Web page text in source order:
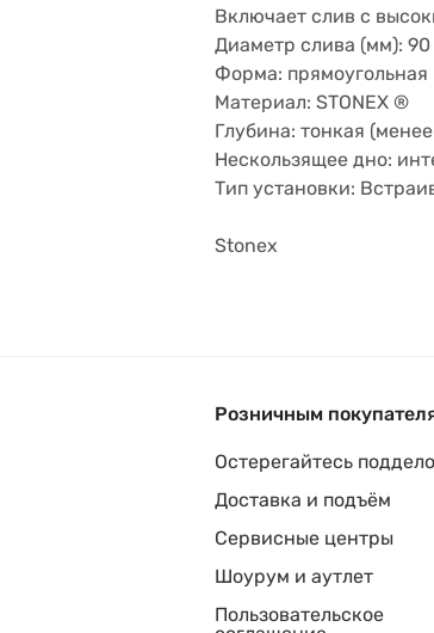
Включает слив с
Диаметр слива (мм): 90
Форма: прямоугольная
Материал: STONEX ®
Глубина: тонкая
Нескользящее дно:
Тип установки:
Stonex
Розничным
Остерегайтесь
Доставка и подъём
Сервисные центры
Шоурум и аутлет
Пользовательское